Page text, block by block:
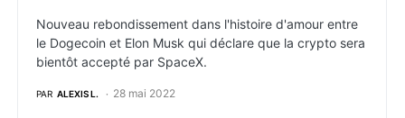
Nouveau rebondissement dans l'histoire d'amour entre
le Dogecoin et Elon Musk qui déclare que la crypto sera
bientôt accepté par SpaceX.
PAR ALEXIS L. 28 mai 2022